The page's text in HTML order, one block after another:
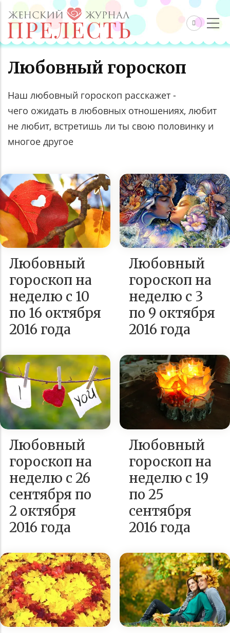
Любовный гороскоп
Наш любовный гороскоп расскажет -
чего ожидать в любовных отношениях, любит
не любит, встретишь ли ты свою половинку и
многое другое
Любовный
гороскоп на
неделю с 10
по 16 октября
2016 года
Любовный
гороскоп на
неделю с 3
по 9 октября
2016 года
Любовный
гороскоп на
неделю с 26
сентября по
2 октября
2016 года
Любовный
гороскоп на
неделю с 19
по 25
сентября
2016 года